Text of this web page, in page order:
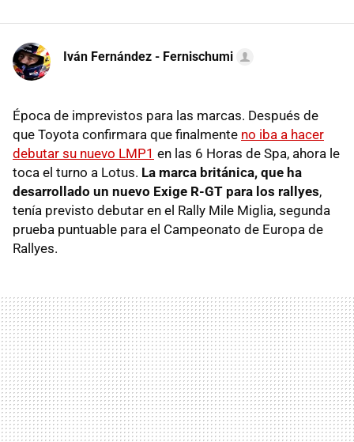
Iván Fernández - Fernischumi
Época de imprevistos para las marcas. Después de
que Toyota confirmara que finalmente no iba a hacer
debutar su nuevo LMP1 en las 6 Horas de Spa, ahora le
toca el turno a Lotus. La marca británica, que ha
desarrollado un nuevo Exige R-GT para los rallyes,
tenía previsto debutar en el Rally Mile Miglia, segunda
prueba puntuable para el Campeonato de Europa de
Rallyes.